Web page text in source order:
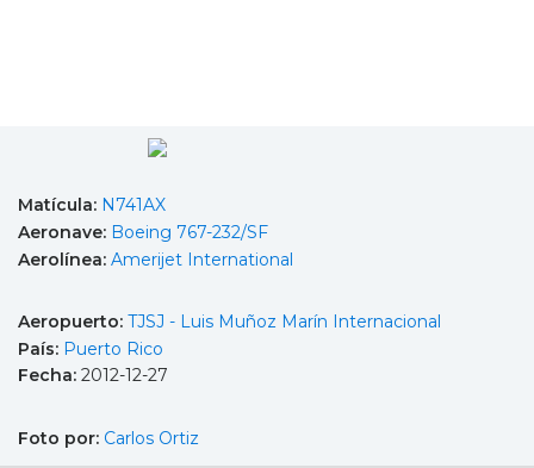
Matícula: N741AX
Aeronave: Boeing 767-232/SF
Aerolínea: Amerijet International
Aeropuerto: TJSJ - Luis Muñoz Marín Internacional
País: Puerto Rico
Fecha: 2012-12-27
Foto por: Carlos Ortiz